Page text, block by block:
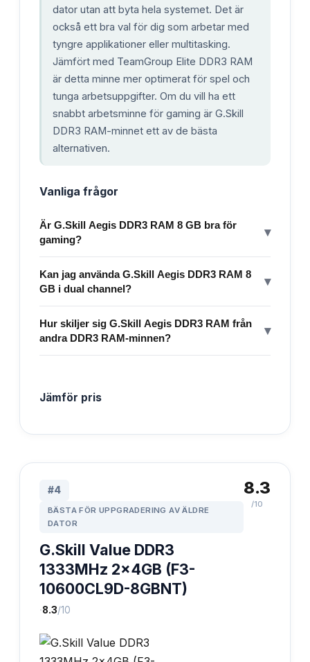
dator utan att byta hela systemet. Det är
också ett bra val för dig som arbetar med
tyngre applikationer eller multitasking.
Jämfört med TeamGroup Elite DDR3 RAM
är detta minne mer optimerat för spel och
tunga arbetsuppgifter. Om du vill ha ett
snabbt arbetsminne för gaming är G.Skill
DDR3 RAM-minnet ett av de bästa
alternativen.
Vanliga frågor
Är G.Skill Aegis DDR3 RAM 8 GB bra för
gaming?
▾
Kan jag använda G.Skill Aegis DDR3 RAM 8
GB i dual channel?
▾
Hur skiljer sig G.Skill Aegis DDR3 RAM från
andra DDR3 RAM-minnen?
▾
Jämför pris
#4
BÄSTA FÖR UPPGRADERING AV ÄLDRE
DATOR
G.Skill Value DDR3
1333MHz 2x4GB (F3-
10600CL9D-8GBNT)
·8.3/10
8.3
/10